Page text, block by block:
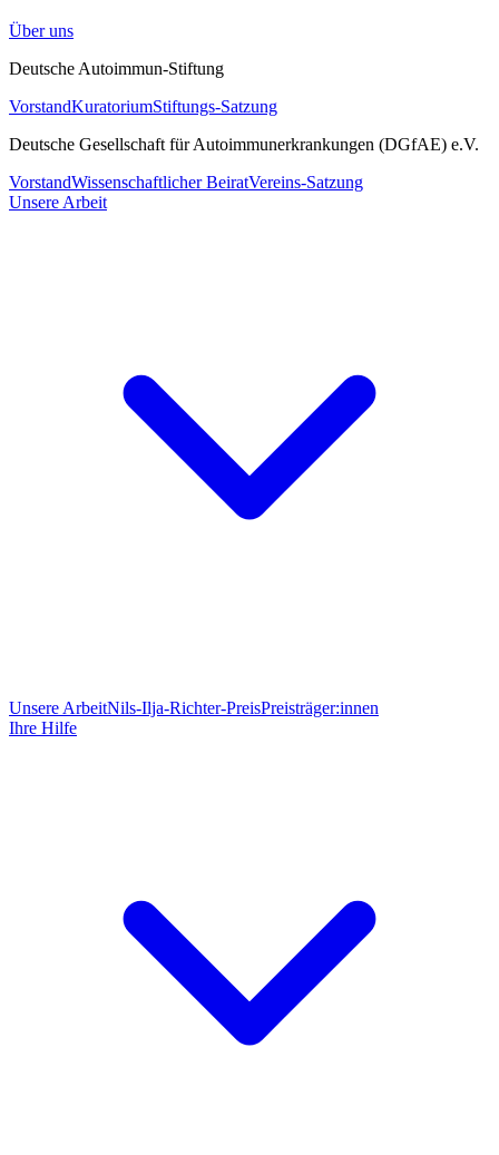
Über uns
Deutsche Autoimmun-Stiftung
VorstandKuratoriumStiftungs-Satzung
Deutsche Gesellschaft für Autoimmunerkrankungen (DGfAE) e.V.
VorstandWissenschaftlicher BeiratVereins-Satzung
Unsere Arbeit
Unsere ArbeitNils-Ilja-Richter-PreisPreisträger:innen
Ihre Hilfe